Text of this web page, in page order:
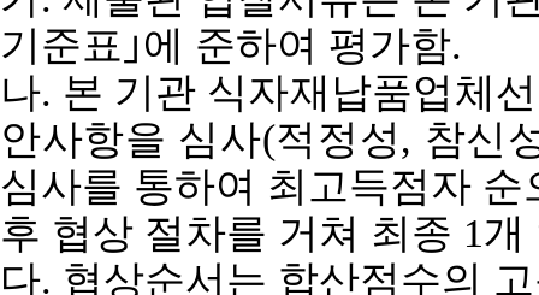
기준표 ｣에 준하여 평가함.
나. 본 기관 식자재납품업체
안사항을 심사(적정성, 참신
심사를 통하여 최고득점자
후 협상 절차를 거쳐 최종 1개
다. 협상순서는 합산점수의